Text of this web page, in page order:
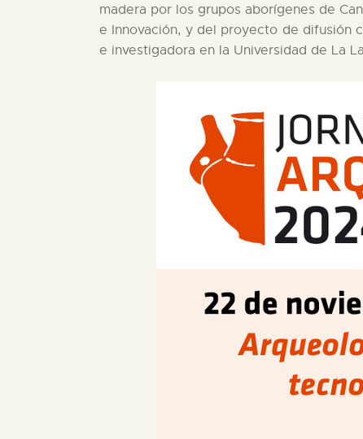
madera por los grupos aborígenes de
e Innovación, y del proyecto de difusión
e investigadora en la Universidad de La